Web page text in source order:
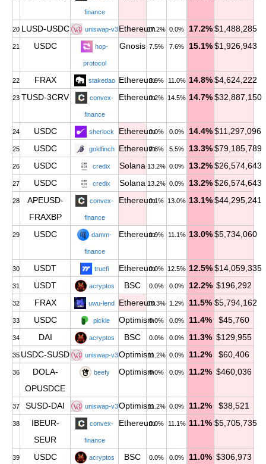
finance
20 LUSD-USDC uniswap-v3Ethereum17.2% 0.0% 17.2% $1,488,285
21 USDC hop-
protocol
Gnosis 7.5% 7.6% 15.1% $1,926,943
22 FRAX stakedao Ethereum3.9% 11.0% 14.8% $4,624,222
23 TUSD-3CRV convex-
finance
Ethereum0.2% 14.5% 14.7% $32,887,150
24 USDC sherlock Ethereum0.0% 0.0% 14.4% $11,297,096
25 USDC goldfinch Ethereum7.8% 5.5% 13.3% $79,185,789
26 USDC credix Solana 13.2% 0.0% 13.2% $26,574,643
27 USDC credix Solana 13.2% 0.0% 13.2% $26,574,643
28
APEUSD-
FRAXBP
convex-
finance
Ethereum0.1% 13.0% 13.1% $44,295,241
29 USDC damm-
finance
Ethereum1.9% 11.1% 13.0% $5,734,060
30 USDT truefi Ethereum0.0% 12.5% 12.5% $14,059,335
31 USDT acryptos BSC 0.0% 0.0% 12.2% $196,292
32 FRAX uwu-lend Ethereum10.3% 1.2% 11.5% $5,794,162
33 USDC pickle Optimism0.0% 0.0% 11.4% $45,760
34 DAI acryptos BSC 0.0% 0.0% 11.3% $129,955
35 USDC-SUSD uniswap-v3Optimism11.2% 0.0% 11.2% $60,406
36
DOLA-
OPUSDCE
beefy Optimism0.0% 0.0% 11.2% $460,036
37 SUSD-DAI uniswap-v3Optimism11.2% 0.0% 11.2% $38,521
38
IBEUR-
SEUR
convex-
finance
Ethereum0.0% 11.1% 11.1% $5,705,735
39 USDC acryptos BSC 0.0% 0.0% 11.0% $306,973